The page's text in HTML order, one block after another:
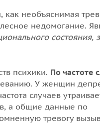
как необъяснимая
недомогание.
состояния,
психики. По частоте
У женщин
случаев
а общие данные по
тревогу